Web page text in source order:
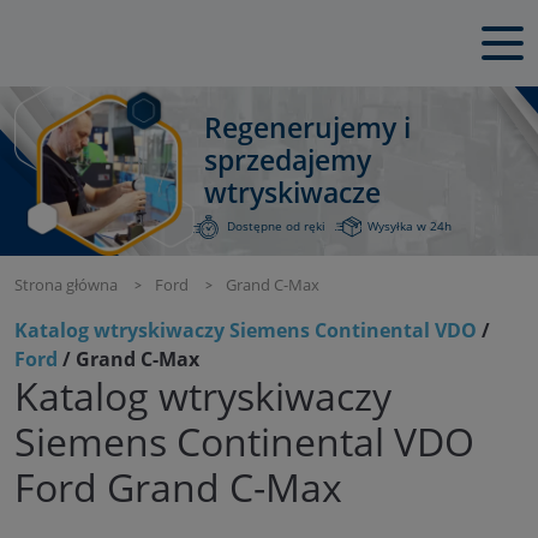
Regenerujemy i
sprzedajemy
wtryskiwacze
Dostępne od ręki Wysyłka w 24h
Strona główna Ford Grand C-Max
Katalog wtryskiwaczy Siemens Continental VDO /
Ford / Grand C-Max
Katalog wtryskiwaczy
Siemens Continental VDO
Ford Grand C-Max